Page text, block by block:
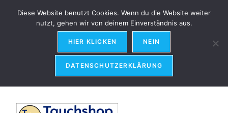
Menü
(Bronze)
Diese Website benutzt Cookies. Wenn du die Website weiter
nutzt, gehen wir von deinem Einverständnis aus.
HIER KLICKEN NEIN
DATENSCHUTZERKLÄRUNG